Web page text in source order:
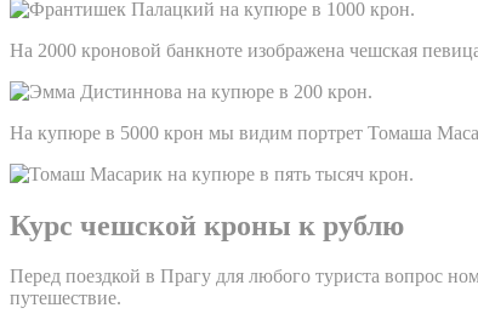
На 2000 кроновой банкноте изображена чешская
На купюре в 5000 крон мы видим портрет Томаша
Курс чешской кроны к рублю
Перед поездкой в Прагу для любого туриста вопрос
путешествие.